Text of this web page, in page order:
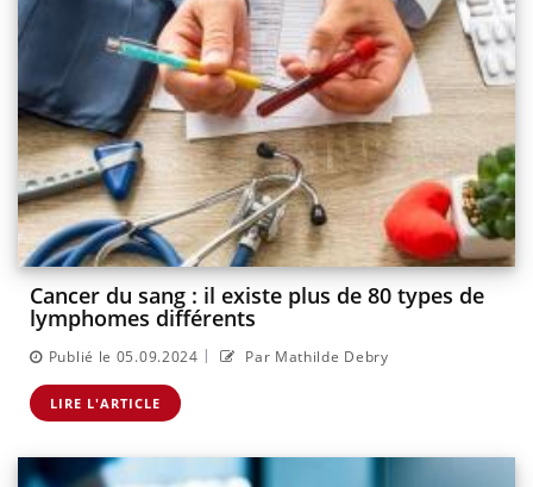
Cancer du sang : il existe plus de 80 types de
lymphomes différents
Publié le 05.09.2024 | Par Mathilde Debry
LIRE L'ARTICLE